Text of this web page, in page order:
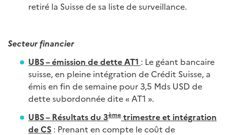
retiré la Suisse de sa liste de surveillance.
Secteur financier
UBS – émission de dette AT1 : Le géant bancaire
suisse, en pleine intégration de Crédit Suisse, a
émis en fin de semaine pour 3,5 Mds USD de
dette subordonnée dite « AT1 ».
UBS – Résultats du 3ème trimestre et intégration
de CS : Prenant en compte le coût de